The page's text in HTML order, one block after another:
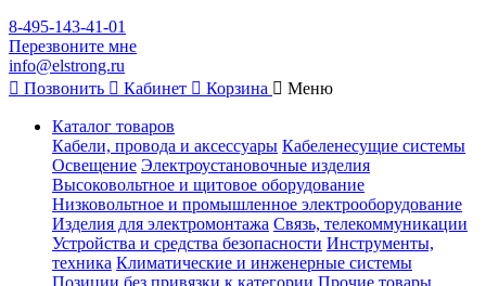
8-495-143-41-01
Перезвоните мне
info@elstrong.ru
Позвонить
Кабинет Корзина Меню
Каталог товаров
Кабели, провода и аксессуары Кабеленесущие системы
Освещение Электроустановочные изделия
Высоковольтное и щитовое оборудование
Низковольтное и промышленное электрооборудование
Изделия для электромонтажа Связь, телекоммуникации
Устройства и средства безопасности Инструменты,
техника Климатические и инженерные системы
Позиции без привязки к категории Прочие товары